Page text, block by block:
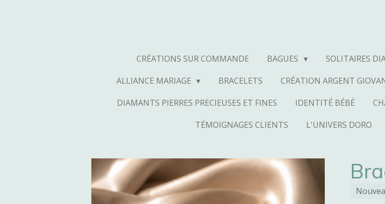
CRÉATIONS SUR COMMANDE BAGUES SOLITAIRES
ALLIANCE MARIAGE
BRACELETS CRÉATION ARGENT
DIAMANTS PIERRES PRECIEUSES ET FINES
IDENTITÉ BÉBÉ
TÉMOIGNAGES CLIENTS
L'UNIVERS DORO